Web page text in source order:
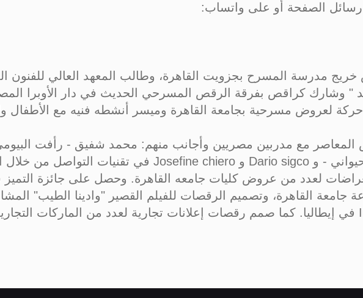
الصفحة أو على واتساب:
خريج مدرسة المسرح بجزويت القاهرة، وطالب المعهد العالي
" وشارك كراقص بفرقة الرقص المسرحي الحديث في دار الأوبرا
لعروض مسرحية بجامعة القاهرة وميسر أنشطه فنيه مع
لعدد من عروض كليات جامعه القاهرة. وحصل على جائزة